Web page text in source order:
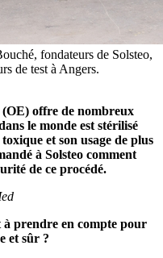
fondateurs de Solsteo,
de test à Angers.
offre de nombreux
le monde est stérilisé
et son usage de plus
à Solsteo comment
de ce procédé.
à prendre en compte pour
et sûr ?